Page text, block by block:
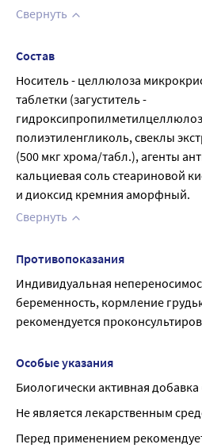
Свернуть
Состав
Носитель - целлюлоза
таблетки (загуститель -
полиэтиленгликоль, свеклы
(500 мкг хрома/табл.), агенты
кальциевая соль стеариновой
и диоксид кремния аморфный.
Свернуть
Противопоказания
Индивидуальная
беременность, кормление
рекомендуется
Особые указания
Биологически активная
Не является лекарственным
Перед применением